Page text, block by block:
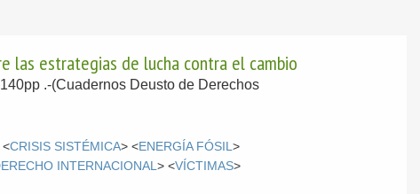
las estrategias de lucha contra el cambio
.-(Cuadernos Deusto de Derechos
<CRISIS SISTÉMICA> <ENERGÍA FÓSIL>
INTERNACIONAL> <VÍCTIMAS>